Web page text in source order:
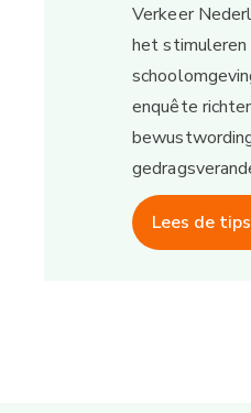
Verkeer
het stimuleren
enquête
Lees de tips